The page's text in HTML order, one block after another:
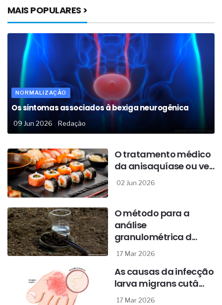
MAIS POPULARES >
NORMALIZAÇÃO
Os sintomas associados à bexiga neurogênica
09 Jun 2026 Redação
O tratamento médico
da anisaquíase ou ve...
02 Jun 2026
O método para a
análise
granulométrica d...
17 Mar 2026
As causas da infecção
larva migrans cutâ...
17 Mar 2026